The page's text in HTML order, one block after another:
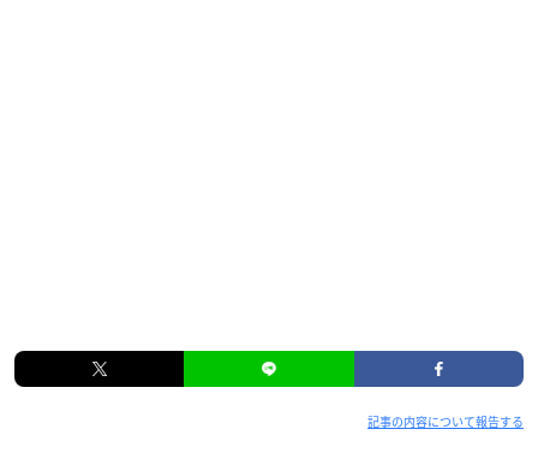
記事の内容について報告する